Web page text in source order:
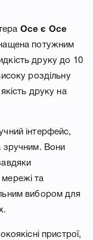
Oce є Oce
потужним
друку до 10
роздільну
друку на
інтерфейс,
зручним. Вони
та
вибором для
пристрої,